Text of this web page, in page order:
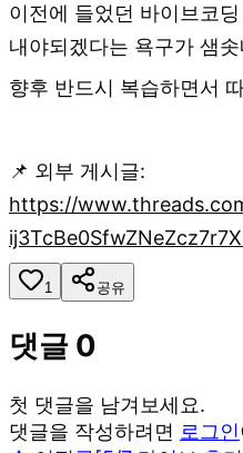
이전에 들었던 바이브코
내야되겠다는 욕구가 샘
향후 반드시 복습하면서
📌 외부 게시글:
https://
1 공유
댓글 0
첫 댓글을 남겨보세요.
댓글을 작성하려면 로그인